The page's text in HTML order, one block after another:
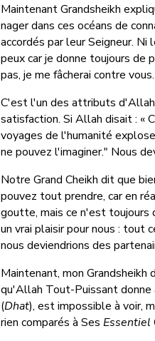
Maintenant Grandsheikh
nager dans ces océans de
accordés par leur Seigneur.
peux car je donne toujours de
pas, je me fâcherai contre vous.
C'est l'un des attributs
satisfaction. Si Allah disait : «
voyages de l'humanité
ne pouvez l'imaginer." Nous
Notre Grand Cheikh dit que
pouvez tout prendre, car en
goutte, mais ce n'est toujours
un vrai plaisir pour nous : tout
nous deviendrions des
Maintenant, mon
qu'Allah Tout-Puissant donne
(Dhat), est impossible à voir,
rien comparés à SesEssentiel